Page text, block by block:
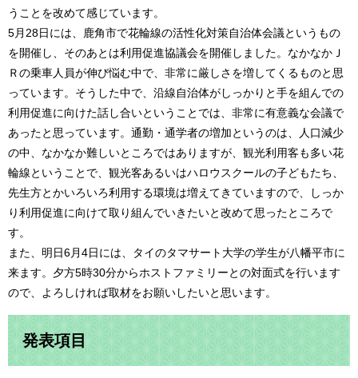
うことを改めて感じています。
5月28日には、鹿角市で花輪線の活性化対策自治体会議というもの
を開催し、そのあとは利用促進協議会を開催しました。なかなかＪ
Ｒの乗車人員が伸び悩む中で、非常に厳しさを増してくるものと思
っています。そうした中で、沿線自治体がしっかりと手を組んでの
利用促進に向けた話し合いということでは、非常に有意義な会議で
あったと思っています。通勤・通学者の増加というのは、人口減少
の中、なかなか難しいところではありますが、観光利用客も多い花
輪線ということで、観光客あるいはハロウスクールの子どもたち、
先生方とかいろいろ利用する環境は増えてきていますので、しっか
り利用促進に向けて取り組んでいきたいと改めて思ったところで
す。
また、明日6月4日には、タイのタマサート大学の学生が八幡平市に
来ます。夕方5時30分からホストファミリーとの対面式を行います
ので、よろしければ取材をお願いしたいと思います。​​
発表項目